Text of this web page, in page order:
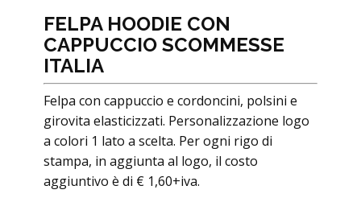
FELPA HOODIE CON
CAPPUCCIO SCOMMESSE
ITALIA
Felpa con cappuccio e cordoncini, polsini e
girovita elasticizzati. Personalizzazione logo
a colori 1 lato a scelta. Per ogni rigo di
stampa, in aggiunta al logo, il costo
aggiuntivo è di € 1,60+iva.